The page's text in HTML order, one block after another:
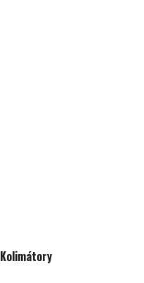
Kolimátory